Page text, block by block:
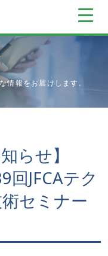
情報をお届けします。
らせ】
JFCAテク
セミナー